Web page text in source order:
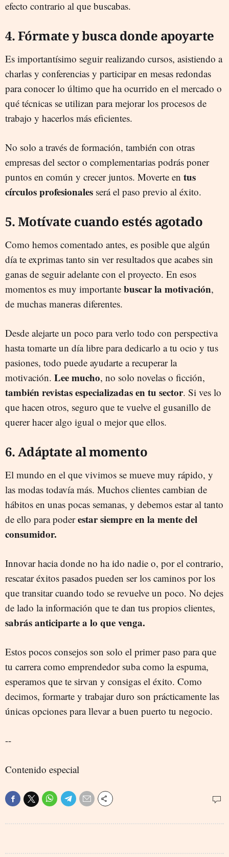
efecto contrario al que buscabas.
4. Fórmate y busca donde apoyarte
Es importantísimo seguir realizando cursos, asistiendo a
charlas y conferencias y participar en mesas redondas
para conocer lo último que ha ocurrido en el mercado o
qué técnicas se utilizan para mejorar los procesos de
trabajo y hacerlos más eficientes.
No solo a través de formación, también con otras
empresas del sector o complementarias podrás poner
puntos en común y crecer juntos. Moverte en tus
círculos profesionales será el paso previo al éxito.
5. Motívate cuando estés agotado
Como hemos comentado antes, es posible que algún
día te exprimas tanto sin ver resultados que acabes sin
ganas de seguir adelante con el proyecto. En esos
momentos es muy importante buscar la motivación,
de muchas maneras diferentes.
Desde alejarte un poco para verlo todo con perspectiva
hasta tomarte un día libre para dedicarlo a tu ocio y tus
pasiones, todo puede ayudarte a recuperar la
motivación. Lee mucho, no solo novelas o ficción,
también revistas especializadas en tu sector. Si ves lo
que hacen otros, seguro que te vuelve el gusanillo de
querer hacer algo igual o mejor que ellos.
6. Adáptate al momento
El mundo en el que vivimos se mueve muy rápido, y
las modas todavía más. Muchos clientes cambian de
hábitos en unas pocas semanas, y debemos estar al tanto
de ello para poderestar siempre en la mente del
consumidor.
Innovar hacia donde no ha ido nadie o, por el contrario,
rescatar éxitos pasados pueden ser los caminos por los
que transitar cuando todo se revuelve un poco. No dejes
de lado la información que te dan tus propios clientes,
sabrás anticiparte a lo que venga.
Estos pocos consejos son solo el primer paso para que
tu carrera como emprendedor suba como la espuma,
esperamos que te sirvan y consigas el éxito. Como
decimos, formarte y trabajar duro son prácticamente las
únicas opciones para llevar a buen puerto tu negocio.
--
Contenido especial